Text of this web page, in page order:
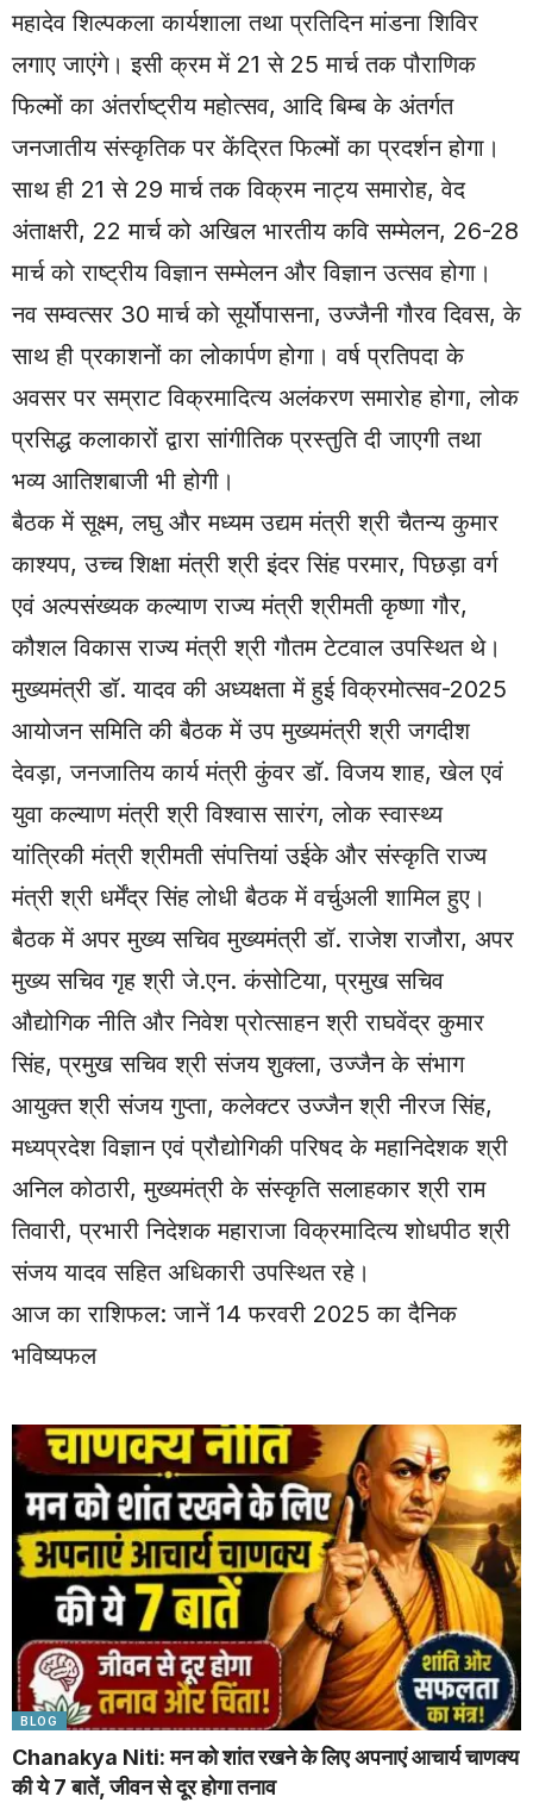
महादेव शिल्पकला कार्यशाला तथा प्रतिदिन मांडना शिविर
लगाए जाएंगे। इसी क्रम में 21 से 25 मार्च तक पौराणिक
फिल्मों का अंतर्राष्ट्रीय महोत्सव, आदि बिम्ब के अंतर्गत
जनजातीय संस्कृतिक पर केंद्रित फिल्मों का प्रदर्शन होगा।
साथ ही 21 से 29 मार्च तक विक्रम नाट्य समारोह, वेद
अंताक्षरी, 22 मार्च को अखिल भारतीय कवि सम्मेलन, 26-28
मार्च को राष्ट्रीय विज्ञान सम्मेलन और विज्ञान उत्सव होगा।
नव सम्वत्सर 30 मार्च को सूर्योपासना, उज्जैनी गौरव दिवस, के
साथ ही प्रकाशनों का लोकार्पण होगा। वर्ष प्रतिपदा के
अवसर पर सम्राट विक्रमादित्य अलंकरण समारोह होगा, लोक
प्रसिद्ध कलाकारों द्वारा सांगीतिक प्रस्तुति दी जाएगी तथा
भव्य आतिशबाजी भी होगी।
बैठक में सूक्ष्म, लघु और मध्यम उद्यम मंत्री श्री चैतन्य कुमार
काश्यप, उच्च शिक्षा मंत्री श्री इंदर सिंह परमार, पिछड़ा वर्ग
एवं अल्पसंख्यक कल्याण राज्य मंत्री श्रीमती कृष्णा गौर,
कौशल विकास राज्य मंत्री श्री गौतम टेटवाल उपस्थित थे।
मुख्यमंत्री डॉ. यादव की अध्यक्षता में हुई विक्रमोत्सव-2025
आयोजन समिति की बैठक में उप मुख्यमंत्री श्री जगदीश
देवड़ा, जनजातिय कार्य मंत्री कुंवर डॉ. विजय शाह, खेल एवं
युवा कल्याण मंत्री श्री विश्वास सारंग, लोक स्वास्थ्य
यांत्रिकी मंत्री श्रीमती संपत्तियां उईके और संस्कृति राज्य
मंत्री श्री धर्मेंद्र सिंह लोधी बैठक में वर्चुअली शामिल हुए।
बैठक में अपर मुख्य सचिव मुख्यमंत्री डॉ. राजेश राजौरा, अपर
मुख्य सचिव गृह श्री जे.एन. कंसोटिया, प्रमुख सचिव
औद्योगिक नीति और निवेश प्रोत्साहन श्री राघवेंद्र कुमार
सिंह, प्रमुख सचिव श्री संजय शुक्ला, उज्जैन के संभाग
आयुक्त श्री संजय गुप्ता, कलेक्टर उज्जैन श्री नीरज सिंह,
मध्यप्रदेश विज्ञान एवं प्रौद्योगिकी परिषद के महानिदेशक श्री
अनिल कोठारी, मुख्यमंत्री के संस्कृति सलाहकार श्री राम
तिवारी, प्रभारी निदेशक महाराजा विक्रमादित्य शोधपीठ श्री
संजय यादव सहित अधिकारी उपस्थित रहे।
आज का राशिफल: जानें 14 फरवरी 2025 का दैनिक
भविष्यफल
BLOG
Chanakya Niti: मन को शांत रखने के लिए अपनाएं आचार्य चाणक्य
की ये 7 बातें, जीवन से दूर होगा तनाव